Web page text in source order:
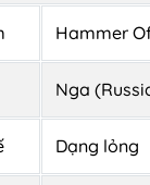
Hammer
Nga
Dạng lỏng